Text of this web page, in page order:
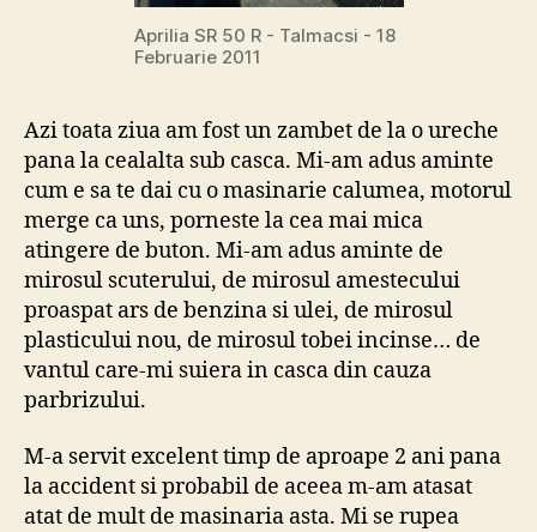
Aprilia SR 50 R - Talmacsi - 18
Februarie 2011
Azi toata ziua am fost un zambet de la o ureche
pana la cealalta sub casca. Mi-am adus aminte
cum e sa te dai cu o masinarie calumea, motorul
merge ca uns, porneste la cea mai mica
atingere de buton. Mi-am adus aminte de
mirosul scuterului, de mirosul amestecului
proaspat ars de benzina si ulei, de mirosul
plasticului nou, de mirosul tobei incinse… de
vantul care-mi suiera in casca din cauza
parbrizului.
M-a servit excelent timp de aproape 2 ani pana
la accident si probabil de aceea m-am atasat
atat de mult de masinaria asta. Mi se rupea